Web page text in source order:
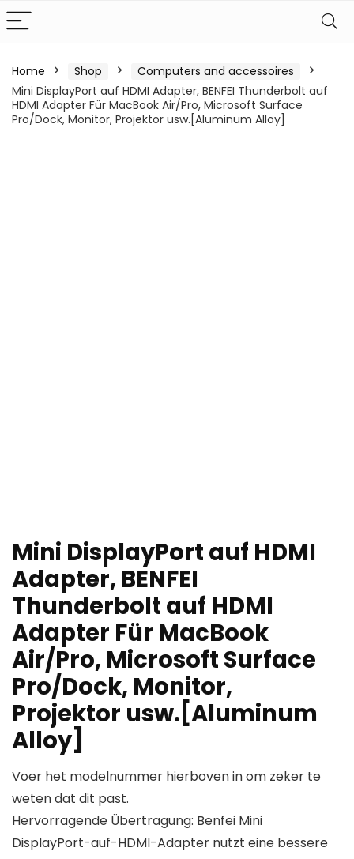
Home Shop
Computers and accessoires
Mini DisplayPort auf HDMI Adapter, BENFEI Thunderbolt auf
HDMI Adapter Für MacBook Air/Pro, Microsoft Surface
Pro/Dock, Monitor, Projektor usw.[Aluminum Alloy]
Mini DisplayPort auf HDMI
Adapter, BENFEI
Thunderbolt auf HDMI
Adapter Für MacBook
Air/Pro, Microsoft Surface
Pro/Dock, Monitor,
Projektor usw.[Aluminum
Alloy]
Voer het modelnummer hierboven in om zeker te
weten dat dit past.
Hervorragende Übertragung: Benfei Mini
DisplayPort-auf-HDMI-Adapter nutzt eine bessere